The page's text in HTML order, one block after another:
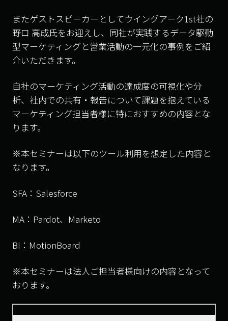
またゲストスピーカーとしてウイングアーク1st社の
野口 高成氏をお迎えし、同社が実践するデータ駆動
型マーケティングと営業活動の一元化の事例をご紹
介いただきます。
自社のマーケティング活動の達成度の可視化や分
析、社内での共有・報告について課題を抱えている
マーケティング担当者様に特におすすめの内容とな
ります。
※本セミナーは以下のツール利用を想定した内容と
なります。
SFA：Salesforce
MA：Pardot、Marketo
BI：MotionBoard
※本セミナーは法人ご担当者様向けの内容となって
おります。